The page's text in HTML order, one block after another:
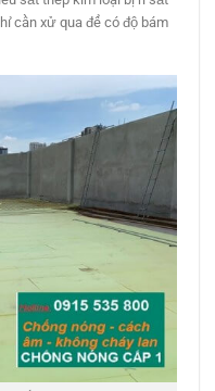
cần xử qua để có độ bám